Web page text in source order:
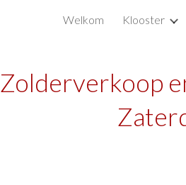
Skip to main content
Welkom Klooster
Zolderverkoop